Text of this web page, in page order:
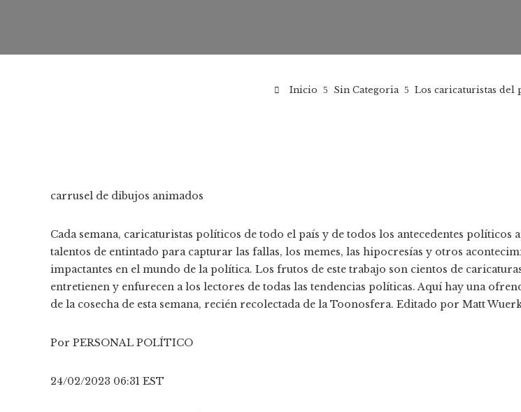
Inicio Sin Categoria Los caricaturistas del
carrusel de dibujos animados
Cada semana, caricaturistas políticos de todo el país y de todos los antecedentes políticos
talentos de entintado para capturar las fallas, los memes, las hipocresías y otros
impactantes en el mundo de la política. Los frutos de este trabajo son cientos de
entretienen y enfurecen a los lectores de todas las tendencias políticas. Aquí hay una
de la cosecha de esta semana, recién recolectada de la Toonosfera. Editado por Matt
Por PERSONAL POLÍTICO
24/02/2023 06:31 EST